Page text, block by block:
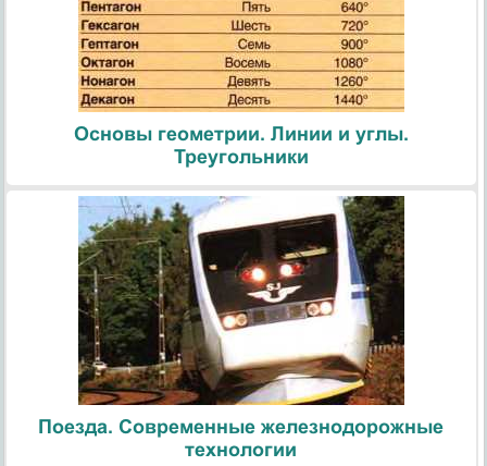
Основы геометрии. Линии и углы.
Треугольники
Поезда. Современные железнодорожные
технологии